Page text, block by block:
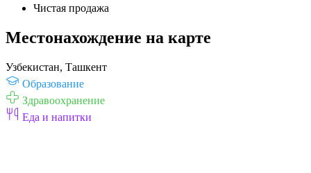
Чистая продажа
Местонахождение на карте
Узбекистан, Ташкент
Образование
Здравоохранение
Еда и напитки